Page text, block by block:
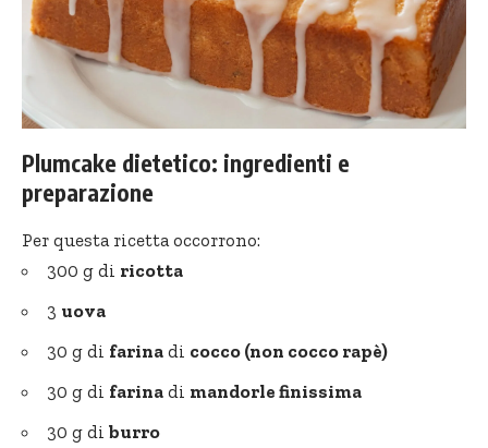
Plumcake dietetico: ingredienti e
preparazione
Per questa ricetta occorrono:
300 g di ricotta
3 uova
30 g di farina di cocco (non cocco rapè)
30 g di farina di mandorle finissima
30 g di burro